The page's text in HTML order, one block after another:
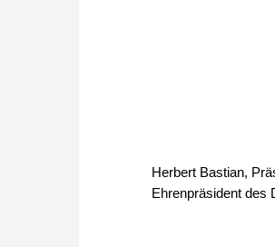
Herbert Bastian,
Ehrenpräsident des